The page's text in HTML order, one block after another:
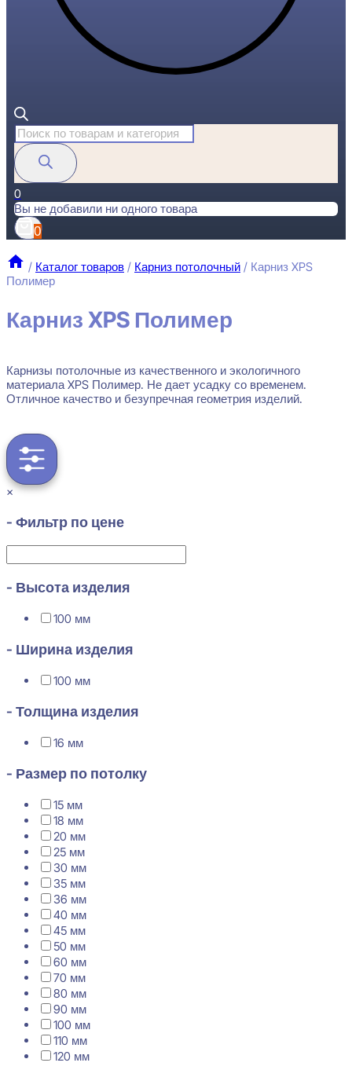
Поиск
товаров
0
Вы не добавили ни одного товара
0
/ Каталог товаров / Карниз потолочный / Карниз XPS
Полимер
Карниз XPS Полимер
Карнизы потолочные из качественного и экологичного
материала XPS Полимер. Не дает усадку со временем.
Отличное качество и безупречная геометрия изделий.
×
- Фильтр по цене
- Высота изделия
100 мм
- Ширина изделия
100 мм
- Толщина изделия
16 мм
- Размер по потолку
15 мм
18 мм
20 мм
25 мм
30 мм
35 мм
36 мм
40 мм
45 мм
50 мм
60 мм
70 мм
80 мм
90 мм
100 мм
110 мм
120 мм